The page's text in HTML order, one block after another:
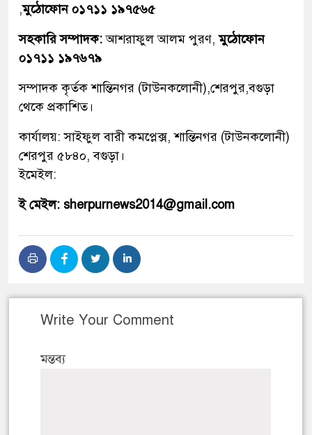
,মুঠোফোন ০১৭১১ ১৯৭৫৬৫
সহকারি সম্পাদক:আশরাফুল আলম পুরণ,মুঠোফোন
০১৭১১ ১৯৭৬৭৯
সম্পাদক কৃর্তক শান্তিনগর (টাউনকলোনী),শেরপুর,বগুড়া
থেকে প্রকাশিত।
কার্যালয়: সাইফুল বারী কমপ্লেক্স, শান্তিনগর (টাউনকলোনী)
শেরপুর ৫৮৪০, বগুড়া।
ইমেইল:
ই মেইল: sherpurnews2014@gmail.com
Write Your Comment
মন্তব্য